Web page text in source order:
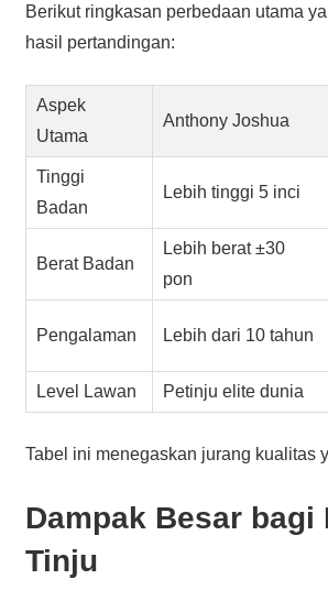
Berikut ringkasan perbedaan utama
hasil pertandingan:
Aspek
Utama
Anthony Joshua
Tinggi
Badan
Lebih tinggi 5 inci
Berat Badan
Lebih berat ±30
pon
Pengalaman Lebih dari 10 tahun
Level Lawan Petinju elite dunia
Tabel ini menegaskan jurang kualitas
Dampak Besar bagi
Tinju